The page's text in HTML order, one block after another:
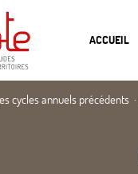
ACCUEIL
cycles annuels précédents